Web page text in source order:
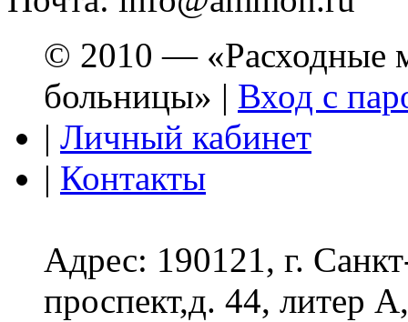
© 2010 — «Расходные
больницы» | Вход с
| Личный кабинет
| Контакты
Адрес: 190121, г.
проспект,д. 44, литер